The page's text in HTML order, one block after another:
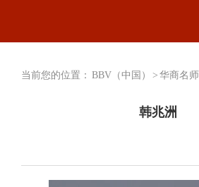
当前您的位置： BBV（中国） > 华商名师
韩兆洲